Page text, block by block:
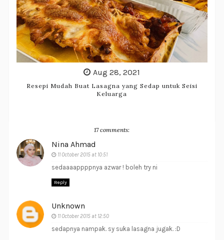
Aug 28, 2021
Resepi Mudah Buat Lasagna yang Sedap untuk Seisi
Keluarga
17 comments:
Nina Ahmad
11 October 2015 at 10:51
sedaaaappppnya azwar ! boleh try ni
Reply
Unknown
11 October 2015 at 12:50
sedapnya nampak. sy suka lasagna jugak. :D